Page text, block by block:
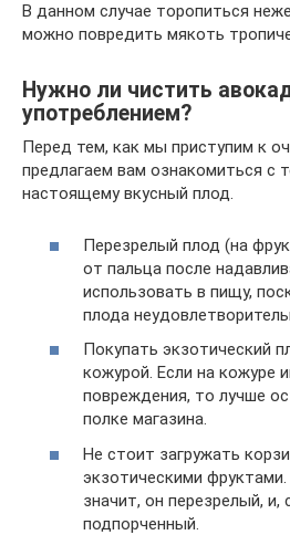
В данном случае торопиться
можно повредить мякоть
Нужно ли чистить
употреблением?
Перед тем, как мы приступим к
предлагаем вам ознакомиться с
настоящему вкусный плод.
Перезрелый плод (на
от пальца после
использовать в пищу,
плода
Покупать экзотический
кожурой. Если на кожуре
повреждения, то лучше
полке магазина.
Не стоит загружать
экзотическими
значит, он перезрелый, и,
подпорченный.